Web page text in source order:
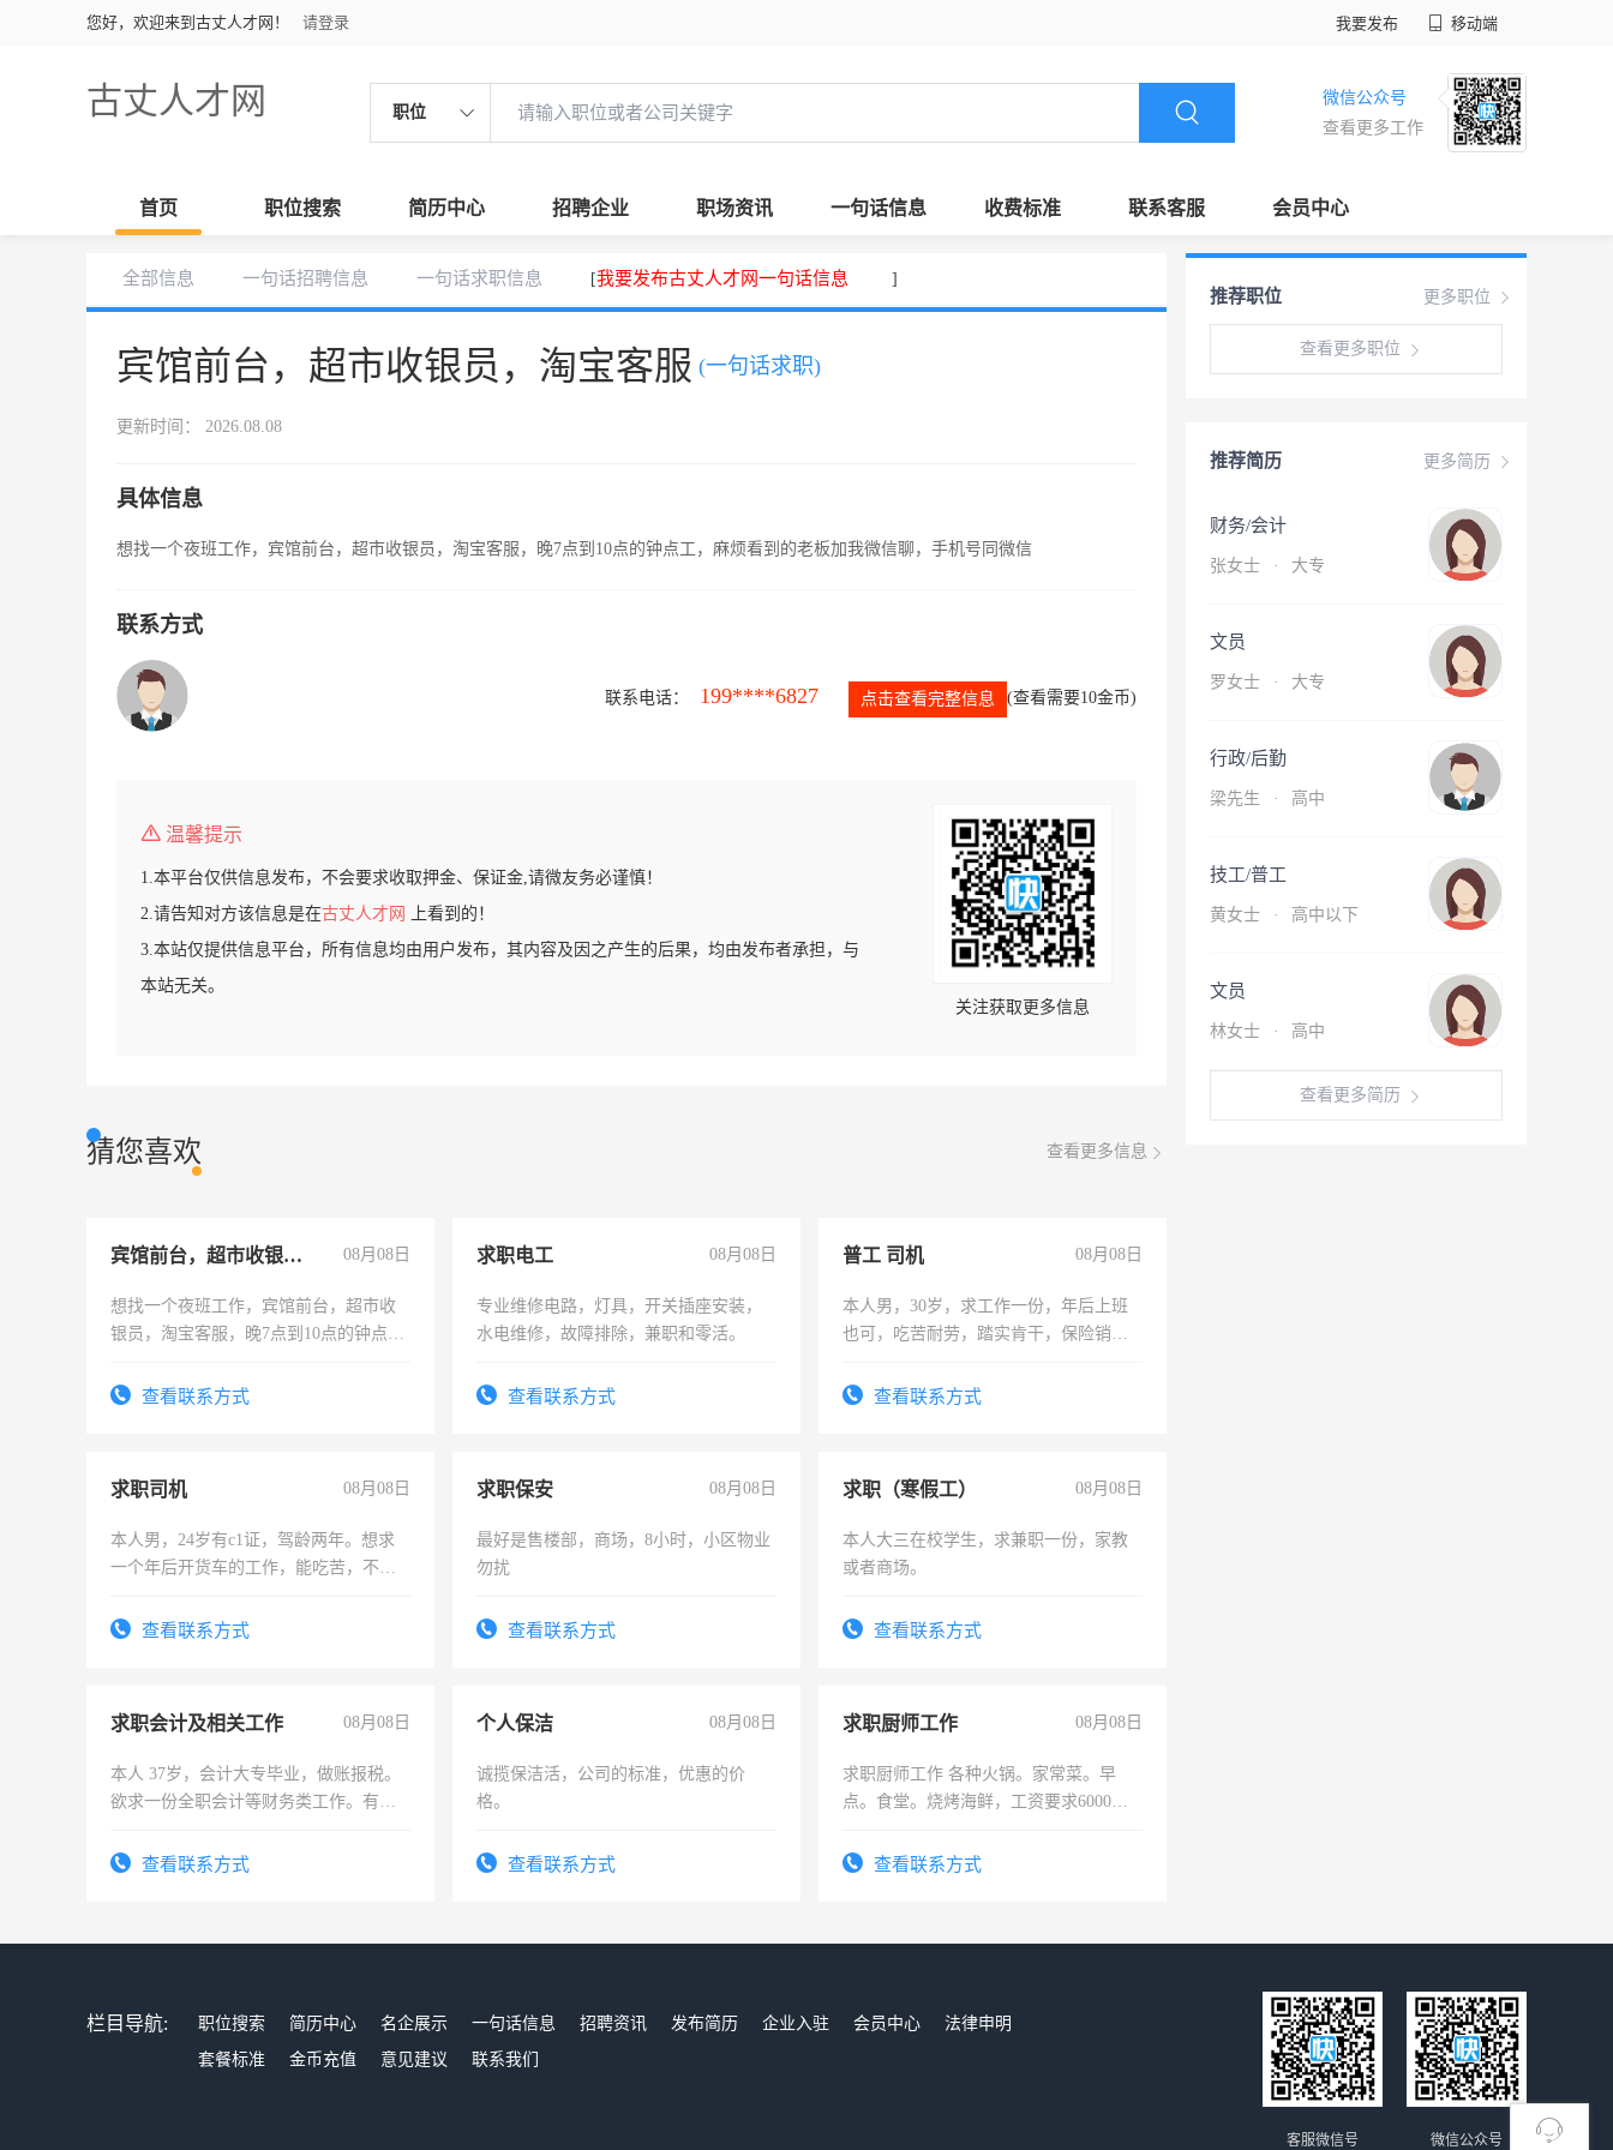
您好，欢迎来到古丈人才网！ 请登录 我要发布 移动端
古丈人才网 职位
微信公众号
查看更多工作
首页 职位搜索 简历中心 招聘企业 职场资讯 一句话信息 收费标准 联系客服 会员中心
全部信息 一句话招聘信息 一句话求职信息 [我要发布古丈人才网一句话信息 ]
宾馆前台，超市收银员，淘宝客服 (一句话求职)
更新时间： 2026.08.08
具体信息
想找一个夜班工作，宾馆前台，超市收银员，淘宝客服，晚7点到10点的钟点工，麻烦看到的老板加我微信聊，手机号同微信
联系方式
联系电话： 199****6827 点击查看完整信息 (查看需要10金币)
温馨提示
1.本平台仅供信息发布，不会要求收取押金、保证金,请微友务必谨慎！
2.请告知对方该信息是在古丈人才网
上看到的！
3.本站仅提供信息平台，所有信息均由用户发布，其内容及因之产生的后果，均由发布者承担，与
本站无关。
关注获取更多信息
猜您喜欢 查看更多信息
宾馆前台，超市收银员，淘宝客服 08月08日
想找一个夜班工作，宾馆前台，超市收
银员，淘宝客服，晚7点到10点的钟点
号同微信查看联系方式
求职电工 08月08日
专业维修电路，灯具，开关插座安装，
水电维修，故障排除，兼职和零活。
查看联系方式
普工 司机 08月08日
本人男，30岁，求工作一份，年后上班
也可，吃苦耐劳，踏实肯干，保险销售
查看联系方式
求职司机 08月08日
本人男，24岁有c1证，驾龄两年。想求
一个年后开货车的工作，能吃苦，不怕
查看联系方式
求职保安 08月08日
最好是售楼部，商场，8小时，小区物业
勿扰
查看联系方式
求职（寒假工） 08月08日
本人大三在校学生，求兼职一份，家教
或者商场。
查看联系方式
求职会计及相关工作 08月08日
本人 37岁，会计大专毕业，做账报税。
欲求一份全职会计等财务类工作。有会
查看联系方式
个人保洁 08月08日
诚揽保洁活，公司的标准，优惠的价
格。
查看联系方式
求职厨师工作 08月08日
求职厨师工作 各种火锅。家常菜。早
点。食堂。烧烤海鲜，工资要求6000以
查看联系方式
更多职位
推荐职位
查看更多职位
更多简历
推荐简历
财务/会计
张女士 · 大专
文员
罗女士 · 大专
行政/后勤
梁先生 · 高中
技工/普工
黄女士 · 高中以下
文员
林女士 · 高中
查看更多简历
栏目导航: 职位搜索 简历中心 名企展示 一句话信息 招聘资讯 发布简历 企业入驻 会员中心
法律申明
套餐标准
金币充值 意见建议 联系我们
微信公众号
客服微信号